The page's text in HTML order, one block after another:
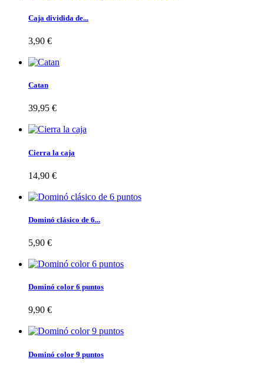
Caja dividida de...
3,90 €
Catan
39,95 €
Cierra la caja
14,90 €
Dominó clásico de 6...
5,90 €
Dominó color 6 puntos
9,90 €
Dominó color 9 puntos